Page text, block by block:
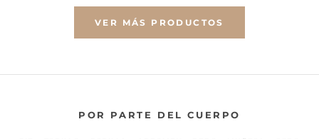
VER MÁS PRODUCTOS
POR PARTE DEL CUERPO